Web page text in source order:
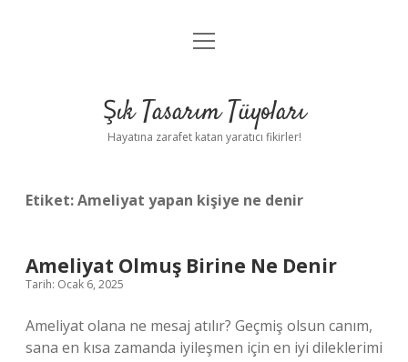
Anasayfa
Yasal Uyarı
menüyü
Şık Tasarım Tüyoları
Hayatına zarafet katan yaratıcı fikirler!
Etiket:Ameliyat yapan kişiye ne denir
Ameliyat Olmuş Birine Ne Denir
Tarih: Ocak 6, 2025
Ameliyat olana ne mesaj atılır? Geçmiş olsun canım,
sana en kısa zamanda iyileşmen için en iyi dileklerimi